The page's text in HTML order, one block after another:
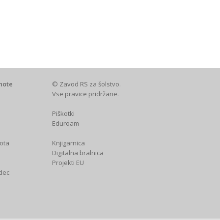
© Zavod RS za šolstvo.
Vse pravice pridržane.
Piškotki
Eduroam
Knjigarnica
Digitalna bralnica
Projekti EU